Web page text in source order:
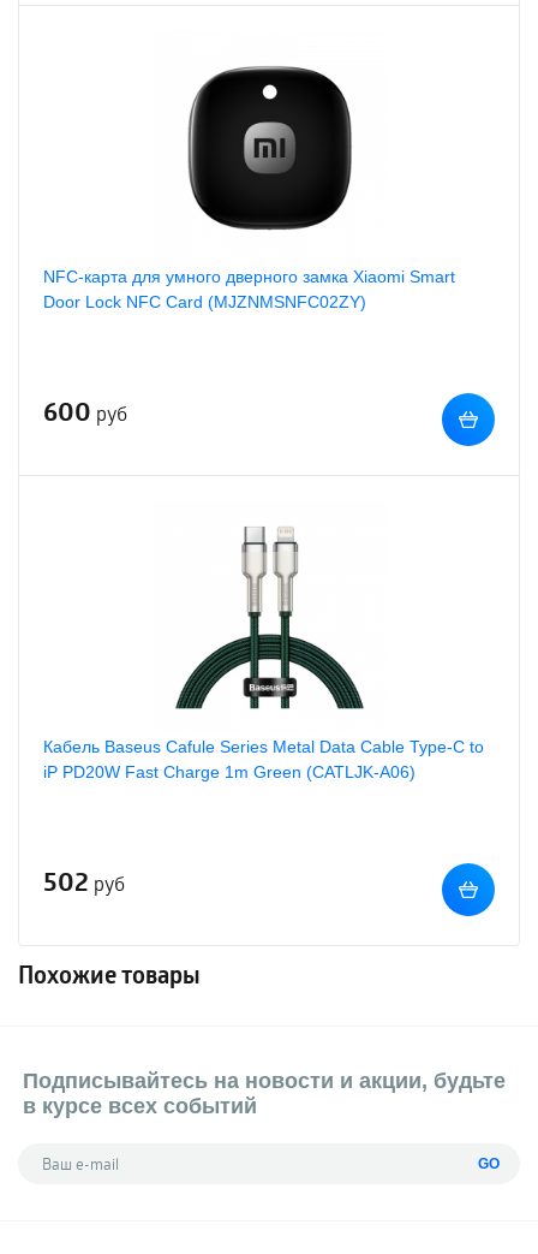
NFC-карта для умного дверного замка Xiaomi Smart
Door Lock NFC Card (MJZNMSNFC02ZY)
600 руб
Кабель Baseus Cafule Series Metal Data Cable Type-C to
iP PD20W Fast Charge 1m Green (CATLJK-A06)
502 руб
Похожие товары
Подписывайтесь на новости и акции, будьте
в курсе всех событий
GO